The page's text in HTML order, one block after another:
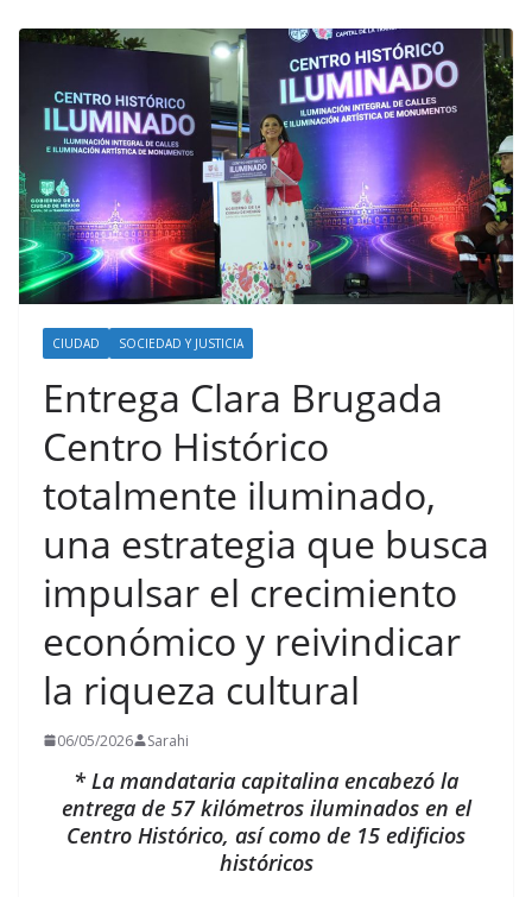
CIUDAD SOCIEDAD Y JUSTICIA
Entrega Clara Brugada
Centro Histórico
totalmente iluminado,
una estrategia que busca
impulsar el crecimiento
económico y reivindicar
la riqueza cultural
06/05/2026 Sarahi
* La mandataria capitalina encabezó la
entrega de 57 kilómetros iluminados en el
Centro Histórico, así como de 15 edificios
históricos